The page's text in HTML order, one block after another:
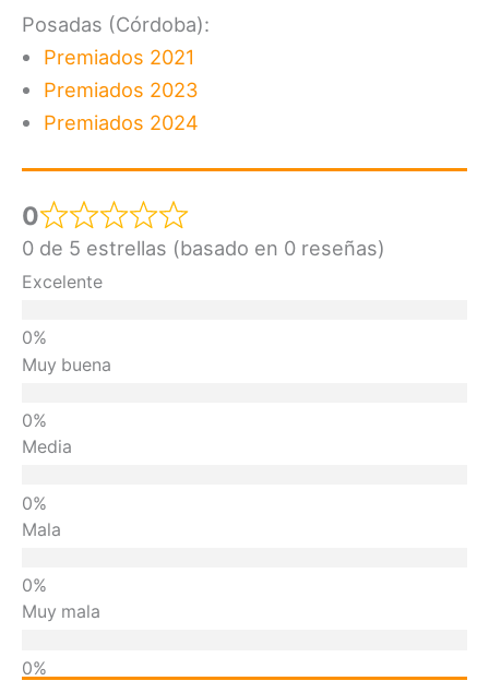
Posadas (Córdoba):
Premiados 2021
Premiados 2023
Premiados 2024
0
0 de 5 estrellas (basado en 0 reseñas)
Excelente
Muy buena
Media
Mala
Muy mala